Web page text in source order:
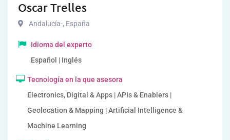
Oscar Trelles
Andalucía-, España
Idioma del experto
Español | Inglés
Tecnología en la que asesora
Electronics, Digital & Apps | APIs & Enablers |
Geolocation & Mapping | Artificial Intelligence &
Machine Learning